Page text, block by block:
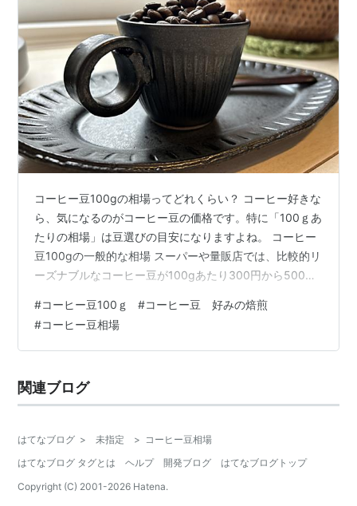
コーヒー豆100gの相場ってどれくらい？ コーヒー好きな
ら、気になるのがコーヒー豆の価格です。特に「100ｇあ
たりの相場」は豆選びの目安になりますよね。 コーヒー
豆100gの一般的な相場 スーパーや量販店では、比較的リ
ーズナブルなコーヒー豆が100gあたり300円から500円
ャルティコーヒーやこだわりの自家焙煎店では、100gあ
たり500円から1,500円ほどになることもあります。 価
格差の理由は・・ 〇生産地（シングルオリジンやブレン
（ナチュラル・ウオッシュド・ハニーなど） 〇鮮度（焙
煎した…
#コーヒー豆100ｇ #コーヒー豆 好みの焙煎
#コーヒー豆相場
関連ブログ
はてなブログ > 未指定 > コーヒー豆相場
はてなブログ タグとは
ヘルプ 開発ブログ
はてなブログトップ
Copyright (C) 2001-2026 Hatena.